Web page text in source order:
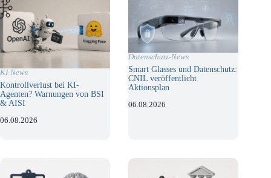
KI-News
Kontrollverlust bei KI-
Agenten? Warnungen von BSI
& AISI
06.08.2026
Datenschutz-News
Smart Glasses und Datenschutz:
CNIL veröffentlicht
Aktionsplan
06.08.2026